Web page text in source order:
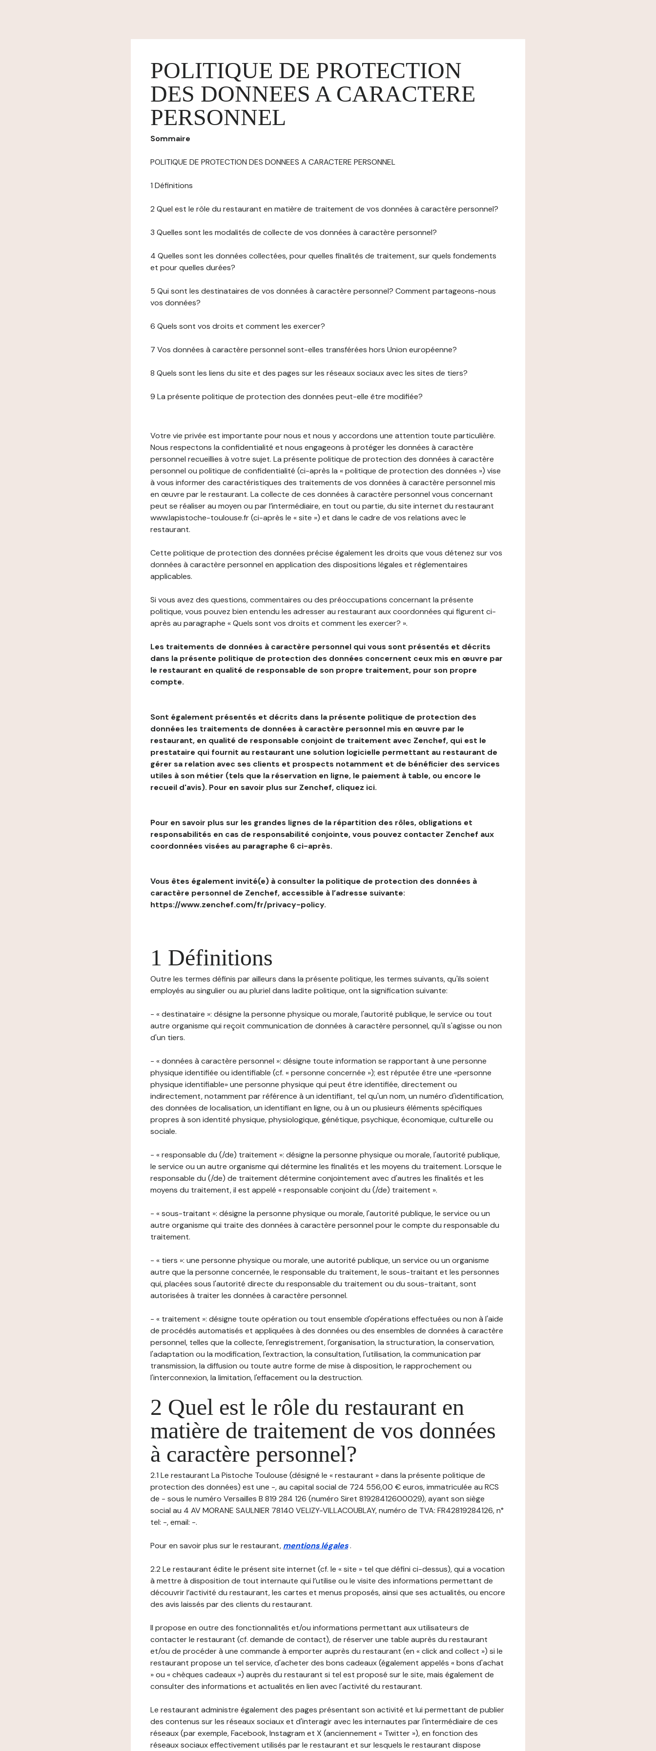
POLITIQUE DE PROTECTION
DES DONNEES A CARACTERE
PERSONNEL
Sommaire
POLITIQUE DE PROTECTION DES DONNEES A CARACTERE PERSONNEL
1 Définitions
2 Quel est le rôle du restaurant en matière de traitement de vos données à caractère personnel?
3 Quelles sont les modalités de collecte de vos données à caractère personnel?
4 Quelles sont les données collectées, pour quelles finalités de traitement, sur quels fondements
et pour quelles durées?
5 Qui sont les destinataires de vos données à caractère personnel? Comment partageons-nous
vos données?
6 Quels sont vos droits et comment les exercer?
7 Vos données à caractère personnel sont-elles transférées hors Union européenne?
8 Quels sont les liens du site et des pages sur les réseaux sociaux avec les sites de tiers?
9 La présente politique de protection des données peut-elle être modifiée?
Votre vie privée est importante pour nous et nous y accordons une attention toute particulière.
Nous respectons la confidentialité et nous engageons à protéger les données à caractère
personnel recueillies à votre sujet. La présente politique de protection des données à caractère
personnel ou politique de confidentialité (ci-après la « politique de protection des données ») vise
à vous informer des caractéristiques des traitements de vos données à caractère personnel mis
en œuvre par le restaurant. La collecte de ces données à caractère personnel vous concernant
peut se réaliser au moyen ou par l’intermédiaire, en tout ou partie, du site internet du restaurant
www.lapistoche-toulouse.fr (ci-après le « site ») et dans le cadre de vos relations avec le
restaurant.
Cette politique de protection des données précise également les droits que vous détenez sur vos
données à caractère personnel en application des dispositions légales et réglementaires
applicables.
Si vous avez des questions, commentaires ou des préoccupations concernant la présente
politique, vous pouvez bien entendu les adresser au restaurant aux coordonnées qui figurent ci-
après au paragraphe « Quels sont vos droits et comment les exercer? ».
Les traitements de données à caractère personnel qui vous sont présentés et décrits
dans la présente politique de protection des données concernent ceux mis en œuvre par
le restaurant en qualité de responsable de son propre traitement, pour son propre
compte.
Sont également présentés et décrits dans la présente politique de protection des
données les traitements de données à caractère personnel mis en œuvre par le
restaurant, en qualité de responsable conjoint de traitement avec Zenchef, qui est le
prestataire qui fournit au restaurant une solution logicielle permettant au restaurant de
gérer sa relation avec ses clients et prospects notamment et de bénéficier des services
utiles à son métier (tels que la réservation en ligne, le paiement à table, ou encore le
recueil d'avis). Pour en savoir plus sur Zenchef, cliquez ici.
Pour en savoir plus sur les grandes lignes de la répartition des rôles, obligations et
responsabilités en cas de responsabilité conjointe, vous pouvez contacter Zenchef aux
coordonnées visées au paragraphe 6 ci-après.
Vous êtes également invité(e) à consulter la politique de protection des données à
caractère personnel de Zenchef, accessible à l’adresse suivante:
https://www.zenchef.com/fr/privacy-policy.
1 Définitions
Outre les termes définis par ailleurs dans la présente politique, les termes suivants, qu'ils soient
employés au singulier ou au pluriel dans ladite politique, ont la signification suivante:
- « destinataire »: désigne la personne physique ou morale, l'autorité publique, le service ou tout
autre organisme qui reçoit communication de données à caractère personnel, qu'il s'agisse ou non
d'un tiers.
- « données à caractère personnel »: désigne toute information se rapportant à une personne
physique identifiée ou identifiable (cf. « personne concernée »); est réputée être une «personne
physique identifiable» une personne physique qui peut être identifiée, directement ou
indirectement, notamment par référence à un identifiant, tel qu'un nom, un numéro d'identification,
des données de localisation, un identifiant en ligne, ou à un ou plusieurs éléments spécifiques
propres à son identité physique, physiologique, génétique, psychique, économique, culturelle ou
sociale.
- « responsable du (/de) traitement »: désigne la personne physique ou morale, l'autorité publique,
le service ou un autre organisme qui détermine les finalités et les moyens du traitement. Lorsque le
responsable du (/de) de traitement détermine conjointement avec d'autres les finalités et les
moyens du traitement, il est appelé « responsable conjoint du (/de) traitement ».
- « sous-traitant »: désigne la personne physique ou morale, l'autorité publique, le service ou un
autre organisme qui traite des données à caractère personnel pour le compte du responsable du
traitement.
- « tiers »: une personne physique ou morale, une autorité publique, un service ou un organisme
autre que la personne concernée, le responsable du traitement, le sous-traitant et les personnes
qui, placées sous l'autorité directe du responsable du traitement ou du sous-traitant, sont
autorisées à traiter les données à caractère personnel.
- « traitement »: désigne toute opération ou tout ensemble d'opérations effectuées ou non à l'aide
de procédés automatisés et appliquées à des données ou des ensembles de données à caractère
personnel, telles que la collecte, l'enregistrement, l'organisation, la structuration, la conservation,
l'adaptation ou la modification, l'extraction, la consultation, l'utilisation, la communication par
transmission, la diffusion ou toute autre forme de mise à disposition, le rapprochement ou
l'interconnexion, la limitation, l'effacement ou la destruction.
2 Quel est le rôle du restaurant en
matière de traitement de vos données
à caractère personnel?
2.1 Le restaurant La Pistoche Toulouse (désigné le « restaurant » dans la présente politique de
protection des données) est une -, au capital social de 724 556,00 € euros, immatriculée au RCS
de - sous le numéro Versailles B 819 284 126 (numéro Siret 81928412600029), ayant son siège
social au 4 AV MORANE SAULNIER 78140 VELIZY-VILLACOUBLAY, numéro de TVA: FR42819284126, n°
tel: -, email: -.
Pour en savoir plus sur le restaurant, mentions légales.
2.2 Le restaurant édite le présent site internet (cf. le « site » tel que défini ci-dessus), qui a vocation
à mettre à disposition de tout internaute qui l’utilise ou le visite des informations permettant de
découvrir l’activité du restaurant, les cartes et menus proposés, ainsi que ses actualités, ou encore
des avis laissés par des clients du restaurant.
Il propose en outre des fonctionnalités et/ou informations permettant aux utilisateurs de
contacter le restaurant (cf. demande de contact), de réserver une table auprès du restaurant
et/ou de procéder à une commande à emporter auprès du restaurant (en « click and collect ») si le
restaurant propose un tel service, d'acheter des bons cadeaux (également appelés « bons d'achat
» ou « chèques cadeaux ») auprès du restaurant si tel est proposé sur le site, mais également de
consulter des informations et actualités en lien avec l'activité du restaurant.
Le restaurant administre également des pages présentant son activité et lui permettant de publier
des contenus sur les réseaux sociaux et d'interagir avec les internautes par l'intermédiaire de ces
réseaux (par exemple, Facebook, Instagram et X (anciennement « Twitter »), en fonction des
réseaux sociaux effectivement utilisés par le restaurant et sur lesquels le restaurant dispose